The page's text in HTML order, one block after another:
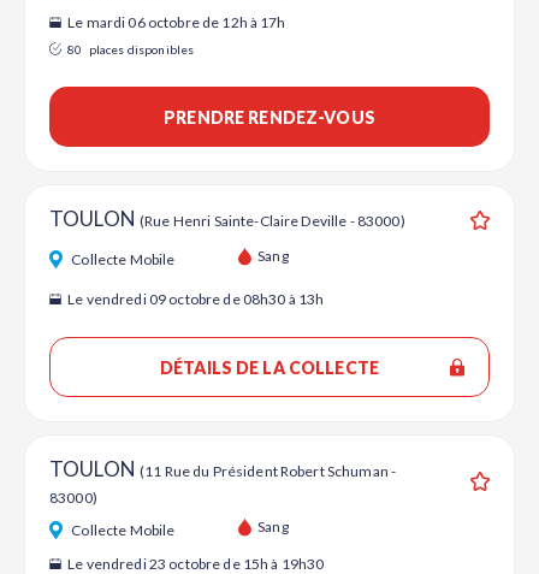
Le mardi 06 octobre de 12h à 17h
80 places disponibles
PRENDRE RENDEZ-VOUS
TOULON (Rue Henri Sainte-Claire Deville - 83000)
Collecte Mobile Sang
Le vendredi 09 octobre de 08h30 à 13h
DÉTAILS DE LA COLLECTE
TOULON (11 Rue du Président Robert Schuman -
83000)
Collecte Mobile Sang
Le vendredi 23 octobre de 15h à 19h30